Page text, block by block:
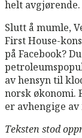
helt avgjørende.
Slutt å mumle,
First House-
på Facebook?
av hensyn til
norsk økonomi.
er avhengige
Teksten stod